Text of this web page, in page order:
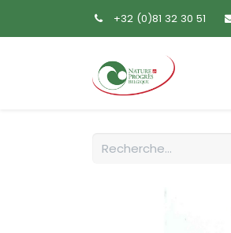
+32 (0)81 32 30 51